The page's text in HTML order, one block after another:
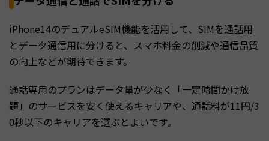
iPhone14のデュアルeSIM機能を活用して、SIMを通話用
とデータ通信用に分けると、スマホ料金の削減や通信品質
の向上などが期待できます。
通話専用のプランはデータ量が少なく「一定時間かけ放
題」のサービスを安く使えるキャリアや、通話料が11円/3
0秒以下のキャリアを選ぶとよいです。